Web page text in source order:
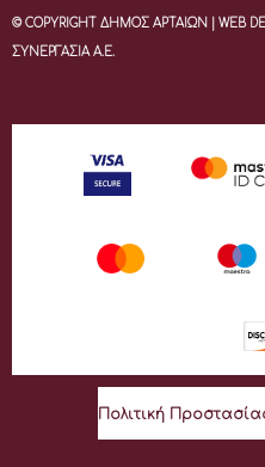
© COPYRIGHT ΔΗΜΟΣ ΑΡΤΑΙΩΝ | WEB
ΣΥΝΕΡΓΑΣΙΑ Α.Ε.
Πολιτική